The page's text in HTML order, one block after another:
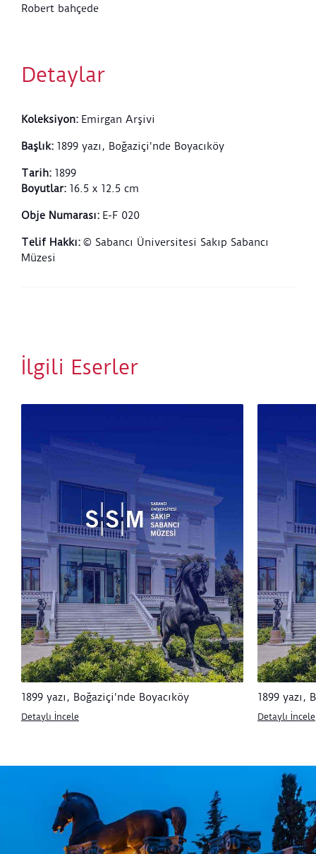
Robert bahçede
Detaylar
Koleksiyon: Emirgan Arşivi
Başlık: 1899 yazı, Boğaziçi'nde Boyacıköy
Tarih: 1899
Boyutlar: 16.5 x 12.5 cm
Obje Numarası: E-F 020
Telif Hakkı: © Sabancı Üniversitesi Sakıp Sabancı
Müzesi
İlgili Eserler
1899 yazı, Boğaziçi'nde Boyacıköy
Detaylı İncele
1899 yazı,
Detaylı İncele